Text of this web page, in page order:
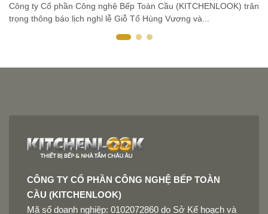
Công ty Cổ phần Công nghệ Bếp Toàn Cầu (KITCHENLOOK) trân
trọng thông báo lịch nghỉ lễ Giỗ Tổ Hùng Vương và...
CÔNG TY CỔ PHẦN CÔNG NGHỆ BẾP TOÀN
CẦU (KITCHENLOOK)
Mã số doanh nghiệp: 0102072860 do Sở Kế hoạch và